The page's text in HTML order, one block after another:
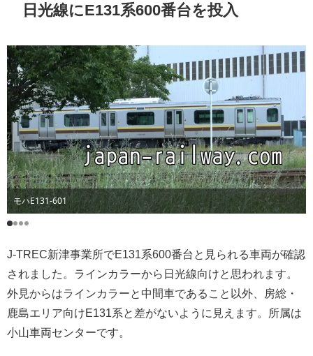
日光線にE131系600番台を投入
モハE131-601
J-TREC新津事業所でE131系600番台と見られる車両が確認
されました。ラインカラーから日光線向けと思われます。
外見からはラインカラーと中間車であること以外、房総・
鹿島エリア向けE131系と差がないように見えます。所属は
小山車両センターです。